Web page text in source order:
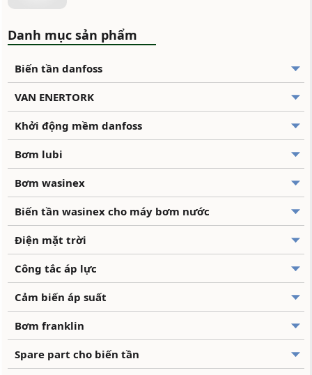
Danh mục sản phẩm
Biến tần danfoss
VAN ENERTORK
Khởi động mềm danfoss
Bơm lubi
Bơm wasinex
Biến tần wasinex cho máy bơm nước
Điện mặt trời
Công tắc áp lực
Cảm biến áp suất
Bơm franklin
Spare part cho biến tần